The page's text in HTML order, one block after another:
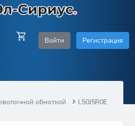
Войти Регистрация
обмоткой
L50J5R0E